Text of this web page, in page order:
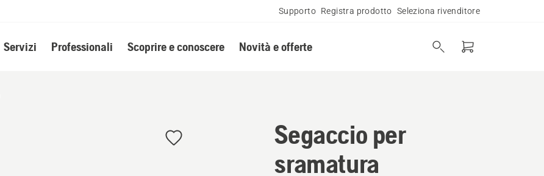
Supporto Registra prodotto Seleziona rivenditore
Servizi Professionali Scoprire e conoscere Novità e offerte
Segaccio per
sramatura